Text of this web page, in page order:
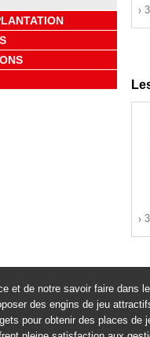
et de notre savoir faire dans
des engins de jeu
pour obtenir des places